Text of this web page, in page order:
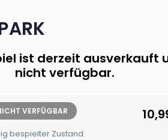
ist derzeit ausverkauft
nicht verfügbar.
VERFÜGBAR
bespielter Zustand.